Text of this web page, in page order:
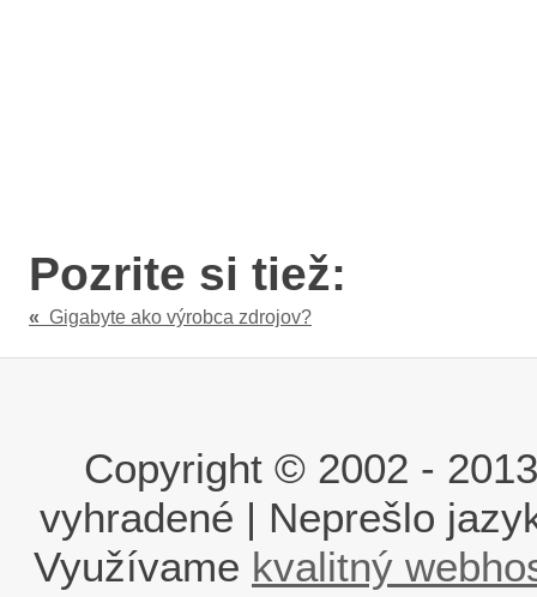
Pozrite si tiež:
« Gigabyte ako výrobca zdrojov?
Copyright © 2002 -
vyhradené | Neprešlo
Využívame kvalitný